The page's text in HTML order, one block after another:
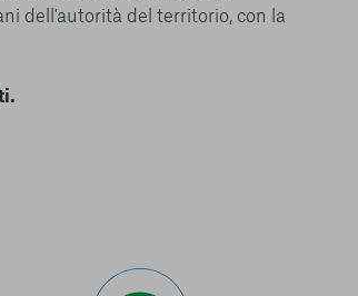
dell'autorità del territorio, con la